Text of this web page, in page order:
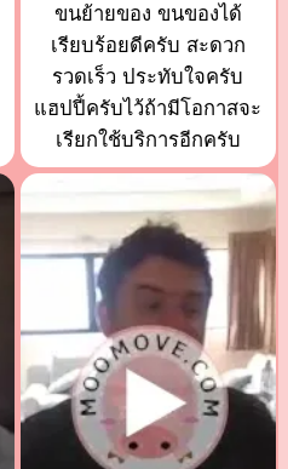
ขนย้ายของ ขนของได้
เรียบร้อยดีครับ สะดวก
รวดเร็ว ประทับใจครับ
แฮปปี้ครับไว้ถ้ามีโอกาสจะ
เรียกใช้บริการอีกครับ